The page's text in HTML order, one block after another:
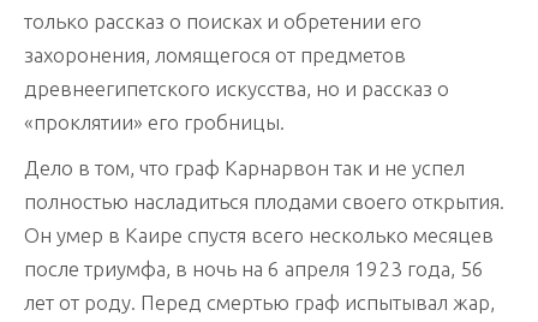
только рассказ о поисках и обретении его
захоронения, ломящегося от предметов
древнеегипетского искусства, но и рассказ о
«проклятии» его гробницы.
Дело в том, что граф Карнарвон так и не успел
полностью насладиться плодами своего открытия.
Он умер в Каире спустя всего несколько месяцев
после триумфа, в ночь на 6 апреля 1923 года, 56
лет от роду. Перед смертью граф испытывал жар,